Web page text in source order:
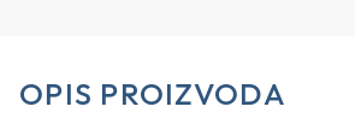
OPIS PROIZVODA